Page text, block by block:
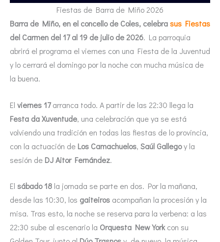
Fiestas de Barra de Miño 2026
Barra de Miño, en el concello de Coles, celebrasus Fiestas
del Carmen del 17 al 19 de julio de 2026. La parroquia
abrirá el programa el viernes con una Fiesta de la Juventud
y lo cerrará el domingo por la noche con mucha música de
la buena.
El viernes 17arranca todo. A partir de las 22:30 llega la
Festa da Xuventude, una celebración que ya se está
volviendo una tradición en todas las fiestas de lo provincia,
con la actuación de Los Camachuelos, Saúl Gallegoy la
sesión de DJ Aitor Fernández.
El sábado 18 la jornada se parte en dos. Por la mañana,
desde las 10:30, los gaiteiros acompañan la procesión y la
misa. Tras esto, la noche se reserva para la verbena: a las
22:30 sube al escenario la Orquesta New Yorkcon su